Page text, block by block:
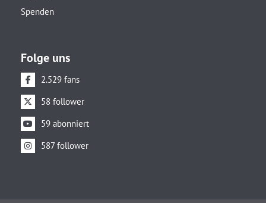
Spenden
Folge uns
2.529 fans
58 follower
59 abonniert
587 follower